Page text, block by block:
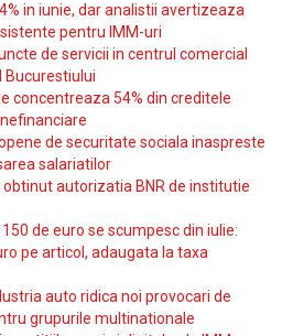
in iunie, dar analistii avertizeaza
pentru IMM-uri
de servicii in centrul comercial
Bucurestiului
concentreaza 54% din creditele
de securitate sociala inaspreste
salariatilor
obtinut autorizatia BNR de institutie
de euro se scumpesc din iulie:
pe articol, adaugata la taxa
auto ridica noi provocari de
grupurile multinationale